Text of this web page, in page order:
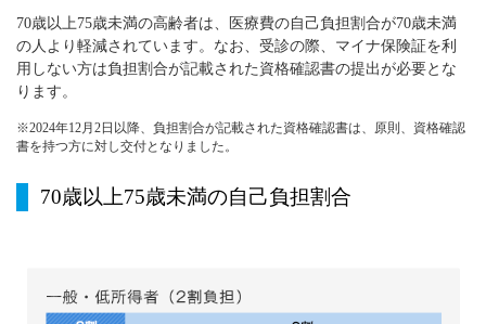
70歳以上75歳未満の高齢者は、医療費の自己負担割合が70歳未満
の人より軽減されています。なお、受診の際、マイナ保険証を利
用しない方は負担割合が記載された資格確認書の提出が必要とな
ります。
※2024年12月2日以降、負担割合が記載された資格確認書は、原則、資格確認
書を持つ方に対し交付となりました。
70歳以上75歳未満の自己負担割合